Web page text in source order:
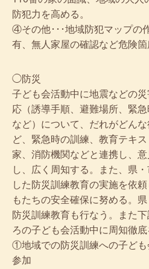
防犯力を高める。
④その他･･･地域防犯マップの
有、無人家屋の確認など危険箇
◯防災
子ども会活動中に地震などの
応（誘導手順、避難場所、緊
など）について、だれがどん
ど、緊急時の訓練、教育テキ
家、消防機関などと連携し、
し、広く周知する。また、県
した防災訓練教育の実施を依
もたちの安全確保に努める。
防災訓練教育も行なう。また
ろの子ども会活動中に周知徹底
①地域での防災訓練への子ど
参加